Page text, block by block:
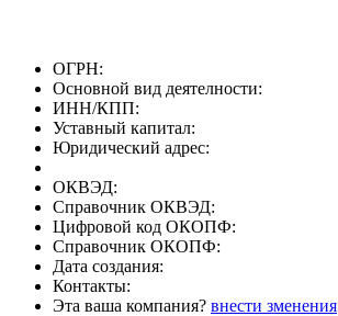
ОГРН:
Основной вид деятелности:
ИНН/КПП:
Уставный капитал:
Юридический адрес:
ОКВЭД:
Справочник ОКВЭД:
Цифровой код ОКОПФ:
Справочник ОКОПФ:
Дата создания:
Контакты:
Эта ваша компания? внести зменения